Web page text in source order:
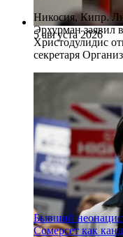
5 августа 2026
Никосия, Кипр.
Эрхурман заявил
Христодулидис
секретаря
Бывший
Сомерсет как